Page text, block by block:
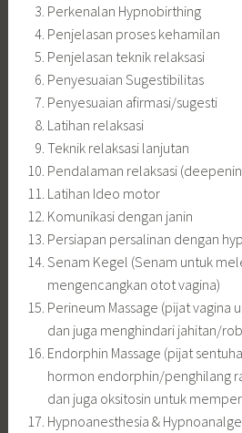
Perkenalan Hypnobirthing
Penjelasan proses kehamilan
Penjelasan teknik relaksasi
Penyesuaian Sugestibilitas
Penyesuaian afirmasi/sugesti
Latihan relaksasi
Teknik relaksasi lanjutan
Pendalaman relaksasi
Latihan Ideo motor
Komunikasi dengan janin
Persiapan persalinan dengan
Senam Kegel (Senam untuk
mengencangkan otot vagina)
Perineum Massage (pijat
dan juga menghindari jahitan/
Endorphin Massage (pijat
hormon endorphin/penghilang
dan juga oksitosin untuk
Hypnoanesthesia &